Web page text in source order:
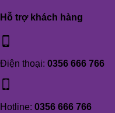
Hỗ trợ khách hàng
Điện thoại: 0356 666 766
Hotline: 0356 666 766